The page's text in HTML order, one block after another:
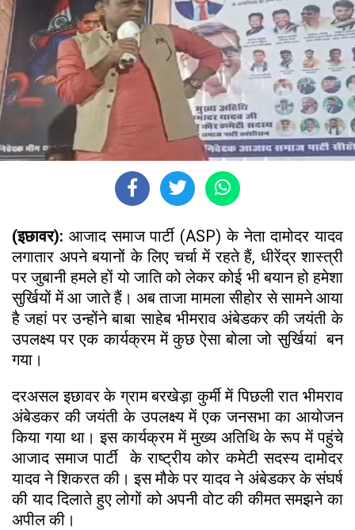
(इछावर): आजाद समाज पार्टी (ASP) के नेता दामोदर यादव
लगातार अपने बयानों के लिए चर्चा में रहते हैं, धीरेंद्र शास्त्री
पर जुबानी हमले हों यो जाति को लेकर कोई भी बयान हो हमेशा
सुर्खियों में आ जाते हैं। अब ताजा मामला सीहोर से सामने आया
है जहां पर उन्होंने बाबा साहेब भीमराव अंबेडकर की जयंती के
उपलक्ष्य पर एक कार्यक्रम में कुछ ऐसा बोला जो सुर्खियां बन
गया।
दरअसल इछावर के ग्राम बरखेड़ा कुर्मी में पिछली रात भीमराव
अंबेडकर की जयंती के उपलक्ष्य में एक जनसभा का आयोजन
किया गया था। इस कार्यक्रम में मुख्य अतिथि के रूप में पहुंचे
आजाद समाज पार्टी के राष्ट्रीय कोर कमेटी सदस्य दामोदर
यादव ने शिकरत की। इस मौके पर यादव ने अंबेडकर के संघर्ष
की याद दिलाते हुए लोगों को अपनी वोट की कीमत समझने का
अपील की।